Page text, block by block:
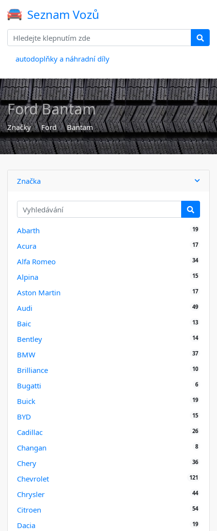
Seznam Vozů
autodoplňky a náhradní díly
Ford Bantam
Značky Ford Bantam
Značka
Abarth 19
Acura 17
Alfa Romeo 34
Alpina 15
Aston Martin 17
Audi 49
Baic 13
Bentley 14
BMW 37
Brilliance 10
Bugatti 6
Buick 19
BYD 15
Cadillac 26
Changan 8
Chery 36
Chevrolet 121
Chrysler 44
Citroen 54
Dacia 19